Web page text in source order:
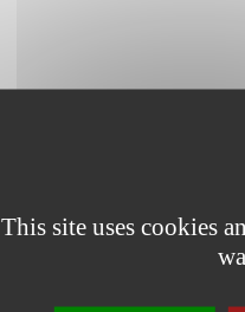
This site uses cookies